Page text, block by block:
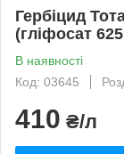
Гербіцид
(гліфосат
В наявності
Код: 03645
410 ₴/л